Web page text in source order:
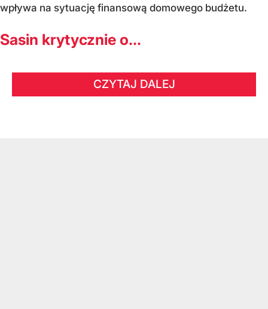
wpływa na sytuację finansową domowego budżetu.
Sasin krytycznie o...
CZYTAJ DALEJ